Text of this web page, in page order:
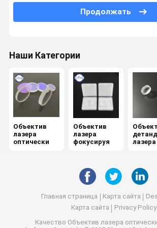
Двуцветный фильтр
Оптически Бандпасс фильтр
Оптика инфракрасн
Combiner луча
Объектив CCD
Продолжать
Наши Категории
Объектив
лазера
оптически
Объектив
лазера
фокусируя
лазера
Главная страница Карта сайта
Карта сайта
Privacy Policy
Качество Объектив лазера